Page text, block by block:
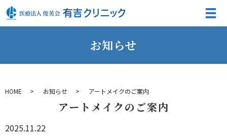
お知らせ
HOME お知らせ アートメイクのご案内
アートメイクのご案内
2025.11.22